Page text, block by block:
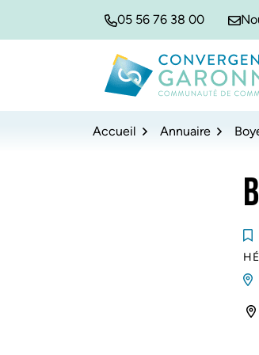
05 56 76 38 00
Accueil Annuaire